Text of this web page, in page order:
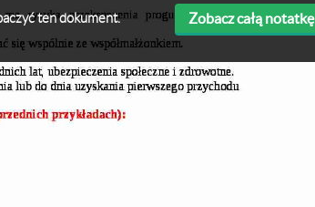
ten dokument. Zobacz całą notatkę